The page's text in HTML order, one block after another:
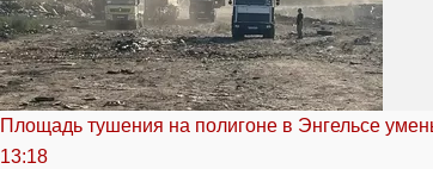
Площадь тушения на полигоне в Энгельсе
13:18